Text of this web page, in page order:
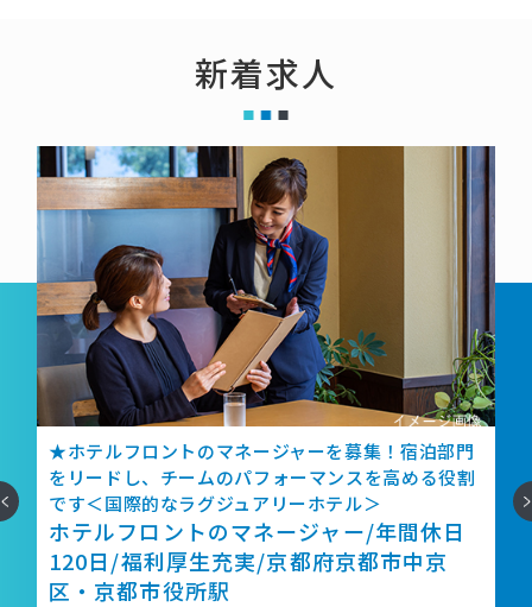
新着求人
テルフロントのマネージャーを募集！宿泊部門
ードし、チームのパフォーマンスを高める役割
＜国際的なラグジュアリーホテル＞
ルフロントのマネージャー/年間休日
日/福利厚生充実/京都府京都市中京
京都市役所駅
★ホテル
部門のプ
くポジ
＞
次